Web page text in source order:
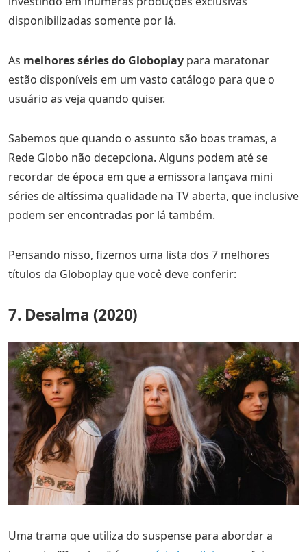
disponibilizadas somente por lá.
As melhores séries do Globoplay para maratonar
estão disponíveis em um vasto catálogo para que o
usuário as veja quando quiser.
Sabemos que quando o assunto são boas tramas, a
Rede Globo não decepciona. Alguns podem até se
recordar de época em que a emissora lançava mini
séries de altíssima qualidade na TV aberta, que inclusive
podem ser encontradas por lá também.
Pensando nisso, fizemos uma lista dos 7 melhores
títulos da Globoplay que você deve conferir:
7. Desalma (2020)
Uma trama que utiliza do suspense para abordar a